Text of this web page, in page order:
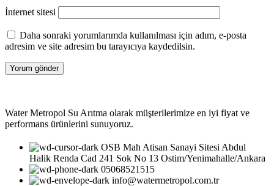
İnternet sitesi
Daha sonraki yorumlarımda kullanılması için adım, e-posta
adresim ve site adresim bu tarayıcıya kaydedilsin.
Water Metropol Su Arıtma olarak müşterilerimize en iyi fiyat ve
performans ürünlerini sunuyoruz.
OSB Mah Atisan Sanayi Sitesi Abdul
Halik Renda Cad 241 Sok No 13 Ostim/Yenimahalle/Ankara
05068521515
info@watermetropol.com.tr